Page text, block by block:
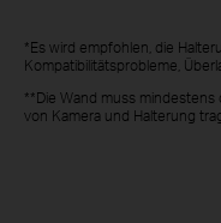
*Es wird empfohlen, die
Kompatibilitätsprobleme,
**Die Wand muss
von Kamera und Halterung